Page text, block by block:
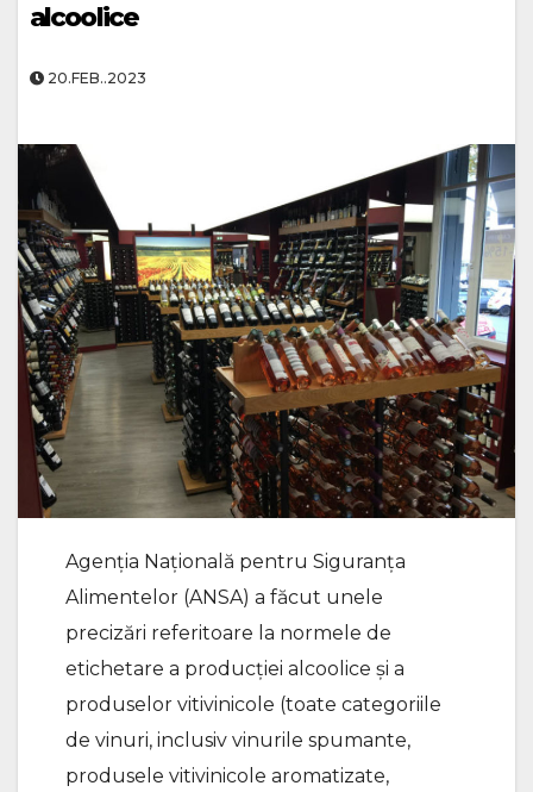
alcoolice
20.FEB..2023
Agenția Națională pentru Siguranța
Alimentelor (ANSA) a făcut unele
precizări referitoare la normele de
etichetare a producției alcoolice și a
produselor vitivinicole (toate categoriile
de vinuri, inclusiv vinurile spumante,
produsele vitivinicole aromatizate,